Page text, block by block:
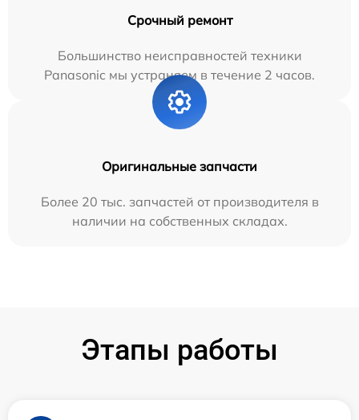
Срочный ремонт
Большинство неисправностей техники
Panasonic мы устраняем в течение 2 часов.
Оригинальные запчасти
Более 20 тыс. запчастей от производителя в
наличии на собственных складах.
Этапы работы